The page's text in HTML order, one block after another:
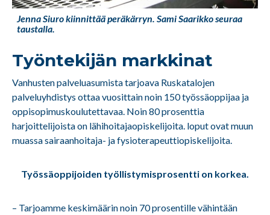
Jenna Siuro kiinnittää peräkärryn. Sami Saarikko seuraa
taustalla.
Työntekijän markkinat
Vanhusten palveluasumista tarjoava Ruskatalojen
palveluyhdistys ottaa vuosittain noin 150 työssäoppijaa ja
oppisopimuskoulutettavaa. Noin 80 prosenttia
harjoittelijoista on lähihoitajaopiskelijoita. loput ovat muun
muassa sairaanhoitaja- ja fysioterapeuttiopiskelijoita.
Työssäoppijoiden työllistymisprosentti on korkea.
– Tarjoamme keskimäärin noin 70 prosentille vähintään